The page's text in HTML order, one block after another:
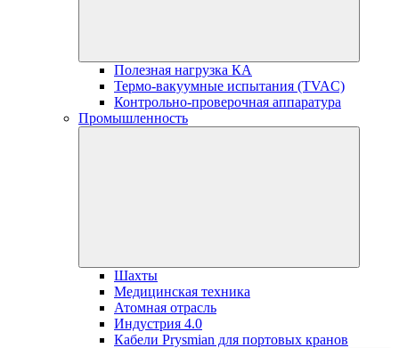
Полезная нагрузка КА
Термо-вакуумные испытания (TVAC)
Контрольно-проверочная аппаратура
Промышленность
Шахты
Медицинская техника
Атомная отрасль
Индустрия 4.0
Кабели Prysmian для портовых кранов